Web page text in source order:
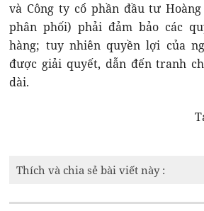
và Công ty cổ phần đầu tư
phân phối) phải đảm bảo các
hàng; tuy nhiên quyền lợi của
được giải quyết, dẫn đến tranh
dài.
Thích và chia sẻ bài viết này :